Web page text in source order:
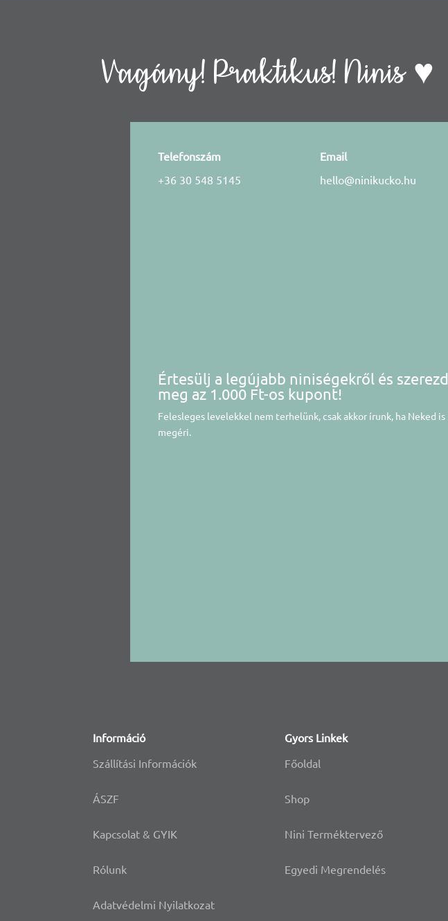
Vagány! Praktikus! Ninis ♥
Telefonszám
+36 30 548 5145
Email
hello@ninikucko.hu
Értesülj a legújabb niniségekről és szerezd
meg az 1.000 Ft-os kupont!
Felesleges levelekkel nem terhelünk, csak akkor írunk, ha Neked is
megéri.
Információ
Szállítási Információk
ÁSZF
Kapcsolat & GYIK
Rólunk
Adatvédelmi Nyilatkozat
Gyors Linkek
Főoldal
Shop
Nini Terméktervező
Egyedi Megrendelés